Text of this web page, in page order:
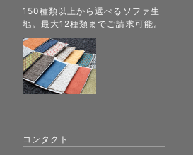
150種類以上から選べるソファ生
地。最大12種類までご請求可能。
コンタクト